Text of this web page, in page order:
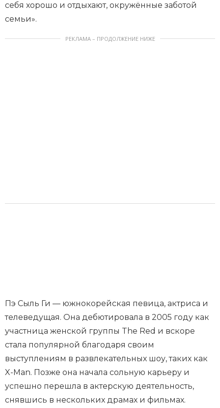
себя хорошо и отдыхают, окружённые заботой
семьи».
РЕКЛАМА – ПРОДОЛЖЕНИЕ НИЖЕ
Пэ Сыль Ги — южнокорейская певица, актриса и
телеведущая. Она дебютировала в 2005 году как
участница женской группы The Red и вскоре
стала популярной благодаря своим
выступлениям в развлекательных шоу, таких как
X-Man. Позже она начала сольную карьеру и
успешно перешла в актерскую деятельность,
снявшись в нескольких драмах и фильмах.